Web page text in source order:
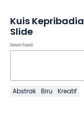
Kuis
Slide
Download
Abstrak Biru Kreatif